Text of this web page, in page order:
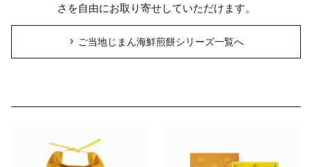
さを自由にお取り寄せしていただけます。
ご当地じまん海鮮煎餅シリーズ一覧へ